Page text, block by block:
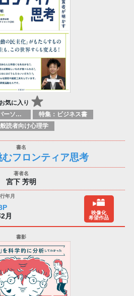
お気に入り
特集：ビジネスパーソン必携の一冊
特集：ビジネス書
読者向け心理学
フロンティア思考
宮下 芳明
月
映像化
希望作品